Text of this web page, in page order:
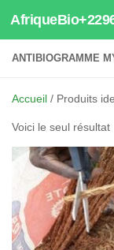
Au dessous du
ANTIBIOGRAMME
Accueil / Produits
Voici le seul résultat